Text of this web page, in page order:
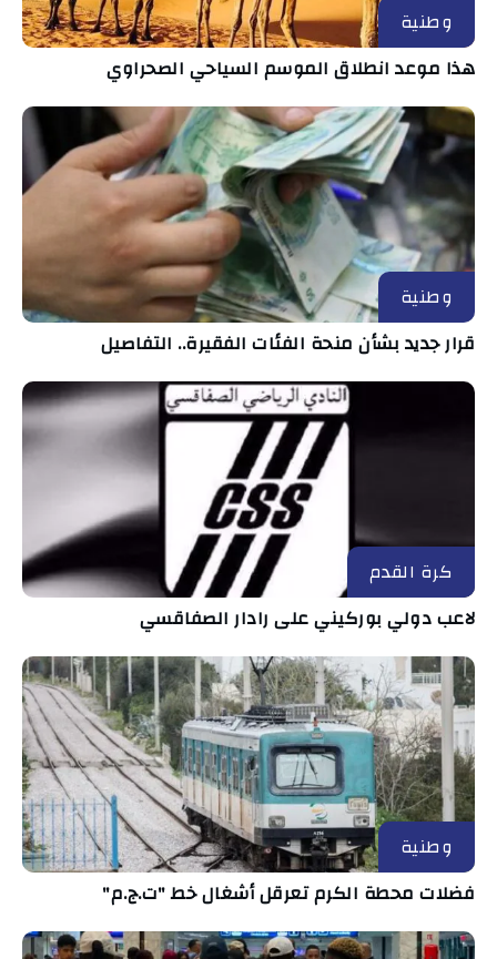
وطنية
هذا موعد انطلاق الموسم السياحي الصحراوي
وطنية
قرار جديد بشأن منحة الفئات الفقيرة.. التفاصيل
كرة القدم
لاعب دولي بوركيني على رادار الصفاقسي
وطنية
فضلات محطة الكرم تعرقل أشغال خط "ت.ج.م"